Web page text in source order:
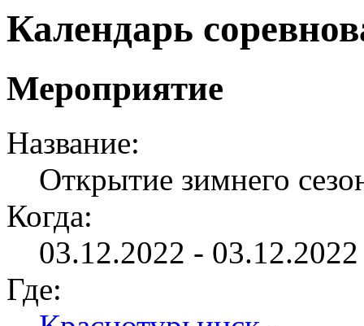
Календарь
Мероприятие
Название:
Открытие зимнего
Когда:
03.12.2022 -
Где: